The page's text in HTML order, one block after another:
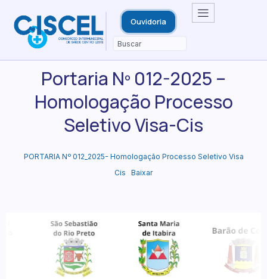
Ouvidoria
Portaria Nº 012-2025 –
Homologação Processo
Seletivo Visa-Cis
PORTARIA Nº 012_2025- Homologação Processo Seletivo Visa
Cis
Baixar